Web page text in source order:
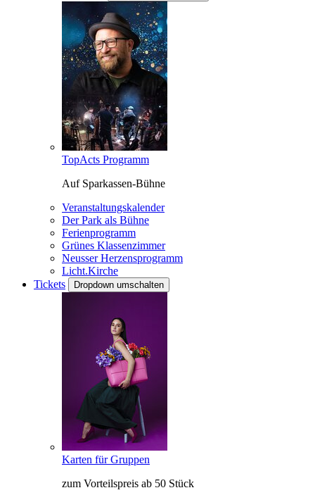
TopActs Programm
Auf Sparkassen-Bühne
Veranstaltungskalender
Der Park als Bühne
Ferienprogramm
Grünes Klassenzimmer
Neusser Herzensprogramm
Licht.Kirche
Tickets
Dropdown umschalten
Karten für Gruppen
zum Vorteilspreis ab 50 Stück